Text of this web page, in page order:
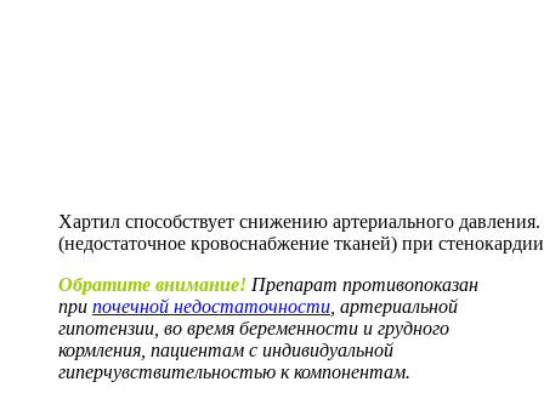
Хартил способствует снижению артериального
(недостаточное кровоснабжение тканей) при
Обратите внимание! Препарат противопоказан
при почечной недостаточности , артериальной
гипотензии, во время беременности и грудного
кормления, пациентам с индивидуальной
гиперчувствительностью к компонентам.